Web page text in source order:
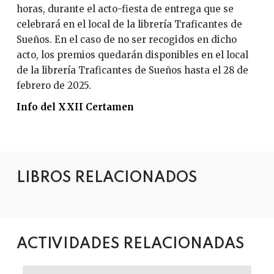
horas, durante el acto-fiesta de entrega que se
celebrará en el local de la librería Traficantes de
Sueños. En el caso de no ser recogidos en dicho
acto, los premios quedarán disponibles en el local
de la librería Traficantes de Sueños hasta el 28 de
febrero de 2025.
Info del XXII Certamen
LIBROS RELACIONADOS
ACTIVIDADES RELACIONADAS